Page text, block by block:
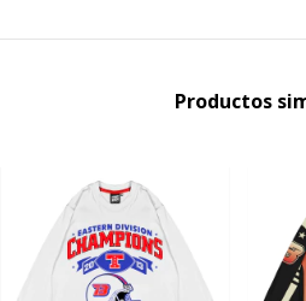
Productos